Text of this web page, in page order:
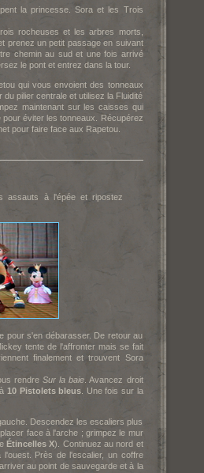
la princesse. Sora et les Trois
rocheuses et les arbres morts,
prenez un petit passage en suivant
chemin au sud et une fois arrivé
le pont et entrez dans la tour.
qui vous envoient des tonneaux
pilier centrale et utilisez la Fluidité
maintenant sur les caisses qui
éviter les tonneaux. Récupérez
pour faire face aux Rapetou.
assauts à l'épée et ripostez
pour s'en débarasser. De retour au
tente de l'affronter mais se fait
finalement et trouvent Sora
rendre Sur la baie . Avancez droit
10 Pistolets bleus . Une fois sur la
Descendez les escaliers plus
face à l'arche ; grimpez le mur
Étincelles X). Continuez au nord et
Près de l'escalier, un coffre
au point de sauvegarde et à la